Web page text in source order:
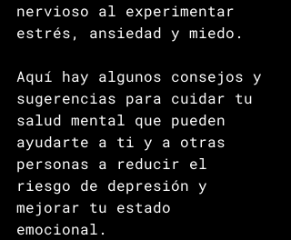
nervioso al experimentar
estrés, ansiedad y miedo.
Aquí hay algunos consejos y
sugerencias para cuidar tu
salud mental que pueden
ayudarte a ti y a otras
personas a reducir el
riesgo de depresión y
mejorar tu estado
emocional.